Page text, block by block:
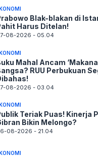
Blak-blakan di
Harus Ditelan!
08-2026 - 05.04
Mahal Ancam
RUU Perbukuan
08-2026 - 03.04
Teriak Puas! Kinerja
Bikin Melongo?
08-2026 - 21.04